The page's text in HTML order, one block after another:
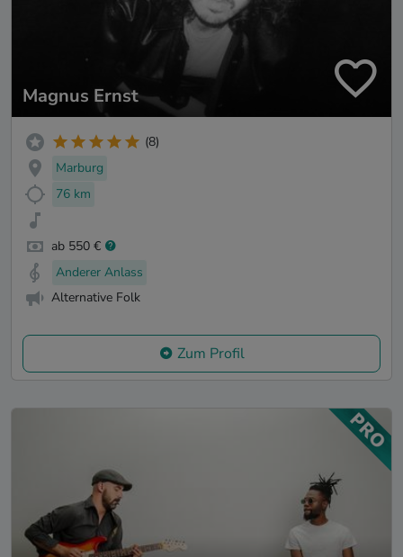
Magnus Ernst
(8)
Marburg
76 km
ab 550 €
Anderer Anlass
Alternative Folk
Zum Profil